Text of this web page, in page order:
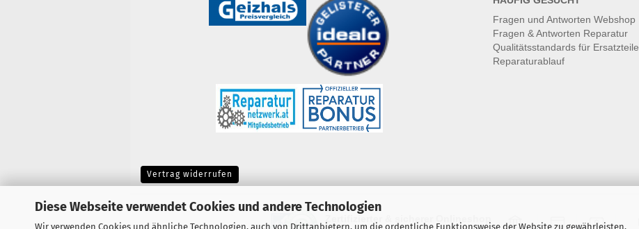
Diese Webseite verwendet Cookies und andere Technologien
Wir verwenden Cookies und ähnliche Technologien, auch von Drittanbietern, um die ordentliche Funktionsweise der Website zu gewährleisten,
Fragen und Antworten Webshop
Fragen & Antworten Reparatur
Qualitätsstandards für Ersatzteile
Reparaturablauf
Vertrag widerrufen